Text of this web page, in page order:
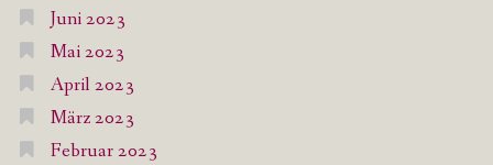
Juni 2023
Mai 2023
April 2023
März 2023
Februar 2023